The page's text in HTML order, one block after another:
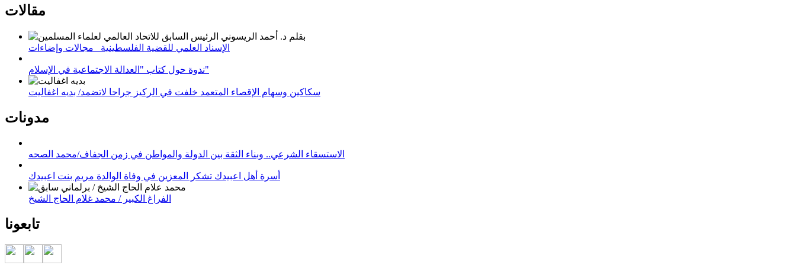
مقالات
الإسناد العلمي للقضية الفلسطينية_ مجالات وإضاءات
ندوة حول كتاب "العدالة الاجتماعية في الإسلام"
سكاكين وسهام الإقصاء المتعمد خلفت في الركيز جراحا لاتضمد/ بديه اغفاليت
مدونات
الاستسقاء الشرعي.. وبناء الثقة بين الدولة والمواطن في زمن الجفاف/محمد الصحه
أسرة أهل اعبيدك تشكر المعزين في وفاة الوالدة مريم بنت اعبيدك
الفراغ الكبير / محمد غلام الحاج الشيخ
تابعونا